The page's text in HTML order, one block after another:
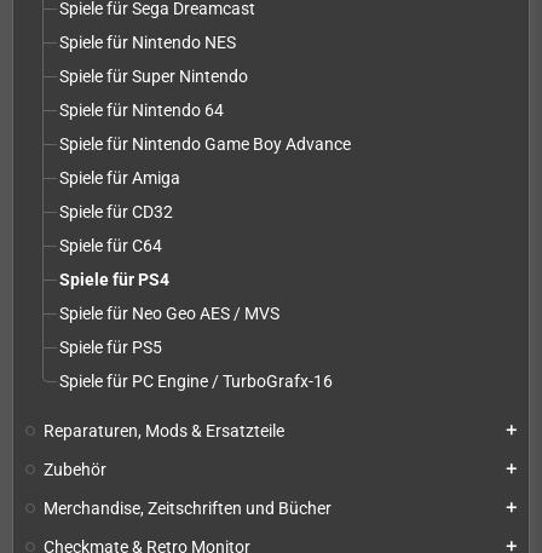
Spiele für Sega Dreamcast
Spiele für Nintendo NES
Spiele für Super Nintendo
Spiele für Nintendo 64
Spiele für Nintendo Game Boy Advance
Spiele für Amiga
Spiele für CD32
Spiele für C64
Spiele für PS4
Spiele für Neo Geo AES / MVS
Spiele für PS5
Spiele für PC Engine / TurboGrafx-16
Reparaturen, Mods & Ersatzteile add
Zubehör add
Merchandise, Zeitschriften und Bücher add
Checkmate & Retro Monitor add